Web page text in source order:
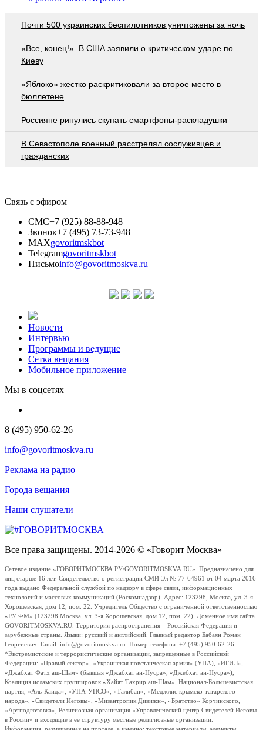
Почти 500 украинских беспилотников уничтожены за ночь
«Все, конец!». В США заявили о критическом ударе по
Киеву
«Яблоко» жестко раскритиковали за второе место в
бюллетене
Россияне ринулись скупать смартфоны-раскладушки
В Севастополе военный расстрелял сослуживцев и
гражданских
Связь с эфиром
СМС+7 (925) 88-88-948
Звонок+7 (495) 73-73-948
MAXgovoritmskbot
Telegramgovoritmskbot
Письмоinfo@govoritmoskva.ru
Новости
Интервью
Программы и ведущие
Сетка вещания
Мобильное приложение
Мы в соцсетях
8 (495) 950-62-26
info@govoritmoskva.ru
Реклама на радио
Города вещания
Наши слушатели
Все права защищены. 2014-2026 © «Говорит Москва»
Сетевое издание «ГОВОРИТМОСКВА.РУ/GOVORITMOSKVA.RU». Предназначено для
лиц старше 16 лет. Свидетельство о регистрации СМИ Эл № 77-64961 от 04 марта 2016
года выдано Федеральной службой по надзору в сфере связи, информационных
технологий и массовых коммуникаций (Роскомнадзор). Адрес: 123298, Москва, ул. 3-я
Хорошевская, дом 12, пом. 22. Учредитель Общество с ограниченной ответственностью
«РУ ФМ» (123298 Москва, ул. 3-я Хорошевская, дом 12, пом. 22). Доменное имя сайта
GOVORITMOSKVA.RU. Территория распространения – Российская Федерация и
зарубежные страны. Языки: русский и английский. Главный редактор Бабаян Роман
Георгиевич. Email: info@govoritmoskva.ru. Номер телефона: +7 (495) 950-62-26
*Экстремистские и террористические организации, запрещенные в Российской
Федерации: «Правый сектор», «Украинская повстанческая армия» (УПА), «ИГИЛ»,
«Джабхат Фатх аш-Шам» (бывшая «Джабхат ан-Нусра», «Джебхат ан-Нусра»),
Коалиция исламских группировок «Хайят Тахрир аш-Шам», Национал-Большевистская
партия, «Аль-Каида», «УНА-УНСО», «Талибан», «Меджлис крымско-татарского
народа», «Свидетели Иеговы», «Мизантропик Дивижн», «Братство» Корчинского,
«Артподготовка», Религиозная организация «Управленческий центр Свидетелей Иеговы
в России» и входящие в ее структуру местные религиозные организации.